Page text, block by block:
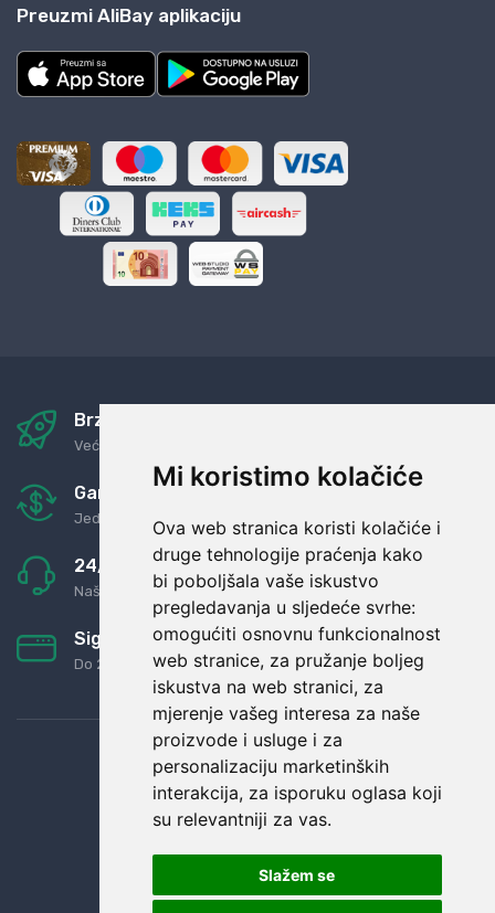
Mi koristimo kolačiće
Ova web stranica koristi kolačiće i
druge tehnologije praćenja kako
bi poboljšala vaše iskustvo
pregledavanja u sljedeće svrhe:
omogućiti osnovnu funkcionalnost
web stranice, za pružanje boljeg
iskustva na web stranici, za
mjerenje vašeg interesa za naše
proizvode i usluge i za
personalizaciju marketinških
interakcija, za isporuku oglasa koji
su relevantniji za vas.
Slažem se
Preuzmi AliBay aplikaciju
Brza i sigurna dostava
Već za nekoliko dana kod vas
Garancija u povrat novaca
Jednostavno pravilo: Roba za novac
24/7 odlična podrška
Naši agenti uvijek na raspolaganju
Sigurno obročno plaćanje
Do 24 rata bez kamata